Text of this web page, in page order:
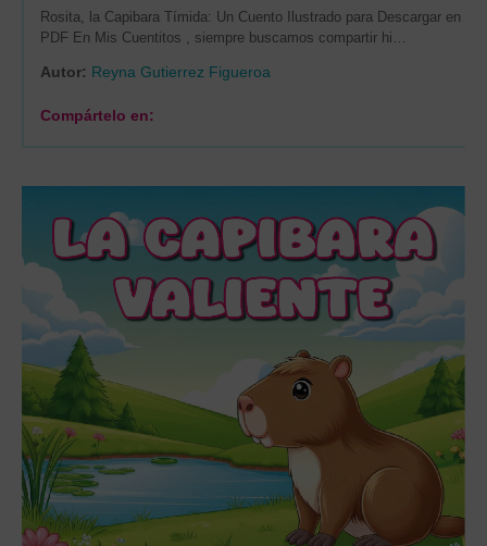
Rosita, la Capibara Tímida: Un Cuento Ilustrado para Descargar en
PDF En Mis Cuentitos , siempre buscamos compartir hi…
Autor: Reyna Gutierrez Figueroa
Compártelo en: